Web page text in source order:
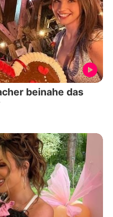
beinahe das